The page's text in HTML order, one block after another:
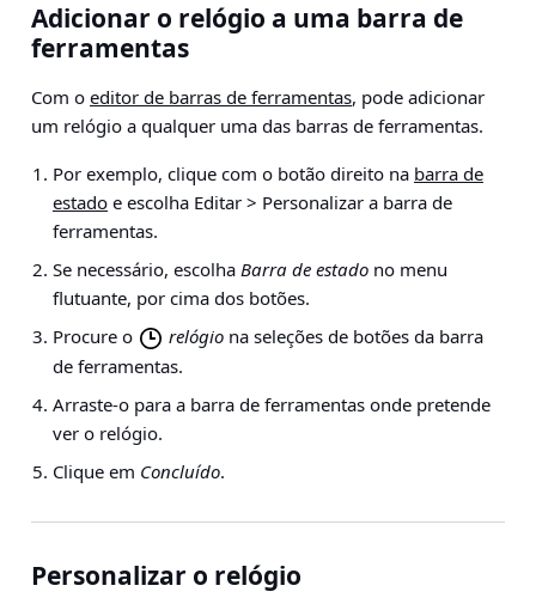
Adicionar o relógio a uma barra de
ferramentas
Com o editor de barras de ferramentas, pode adicionar
um relógio a qualquer uma das barras de ferramentas.
Por exemplo, clique com o botão direito na barra de
estado e escolha Editar > Personalizar a barra de
ferramentas.
Se necessário, escolha Barra de estado no menu
flutuante, por cima dos botões.
Procure o
relógio na seleções de botões da barra
de ferramentas.
Arraste-o para a barra de ferramentas onde pretende
ver o relógio.
Clique em Concluído.
Personalizar o relógio